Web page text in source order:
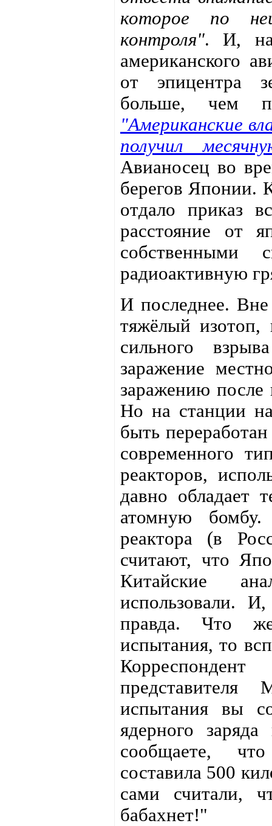
которое по
контроля". И,
американского
от эпицентра
больше, чем
"Американские
получил
Авианосец во
берегов
отдало приказ
расстояние от
радиоактивную
И последнее.
тяжёлый изотоп,
сильного
заражение
заражению после
Но на станции
быть
современного
реакторов,
давно обладает
атомную
реактора (в
считают, что
Китайские
использовали.
правда. Что же
испытания, то
испытания вы
ядерного
сообщаете,
составила 500
сами считали,
бабахнет!"